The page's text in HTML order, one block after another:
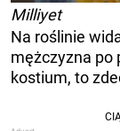
Milliyet
Na roślinie
mężczyzna po
kostium, to